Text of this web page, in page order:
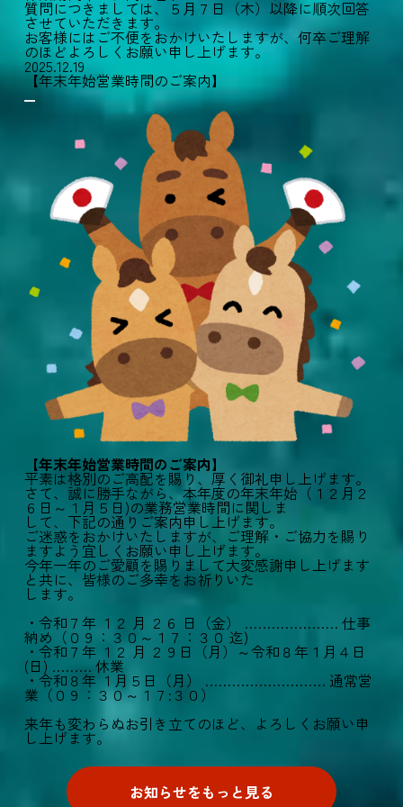
質問につきましては、５月７日（木）以降に順次回答
させていただきます。
お客様にはご不便をおかけいたしますが、何卒ご理解
のほどよろしくお願い申し上げます。
2025.12.19
【年末年始営業時間のご案内】
【年末年始営業時間のご案内】
平素は格別のご高配を賜り、厚く御礼申し上げます。
さて、誠に勝手ながら、本年度の年末年始（１２月２
６日～１月５日)の業務営業時間に関しま
して、下記の通りご案内申し上げます。
ご迷惑をおかけいたしますが、ご理解・ご協力を賜り
ますよう宜しくお願い申し上げます。
今年一年のご愛顧を賜りまして大変感謝申し上げます
と共に、皆様のご多幸をお祈りいた
します。
・令和７年 １２ 月 ２６ 日（金） ………………… 仕事
納め（０９：３０～１７：３０ 迄)
・令和７年 １２ 月 ２９日（月）～令和８年１月４日
(日) ……… 休業
・令和８年 １月５日（月） ……………………… 通常営
業（０９：３０～１７:３０）
来年も変わらぬお引き立てのほど、よろしくお願い申
し上げます。
お知らせをもっと見る